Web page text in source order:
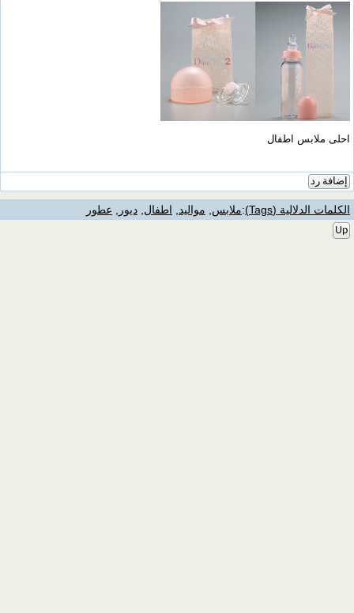
احلى ملابس اطفال
إضافة رد
الكلمات الدلالية (Tags) :ملابس, مواليد, اطفال, ديور , عطور
Up